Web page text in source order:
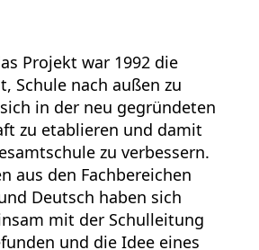
Projekt war 1992 die
Schule nach außen zu
in der neu gegründeten
zu etablieren und damit
zu verbessern.
aus den Fachbereichen
Deutsch haben sich
mit der Schulleitung
und die Idee eines